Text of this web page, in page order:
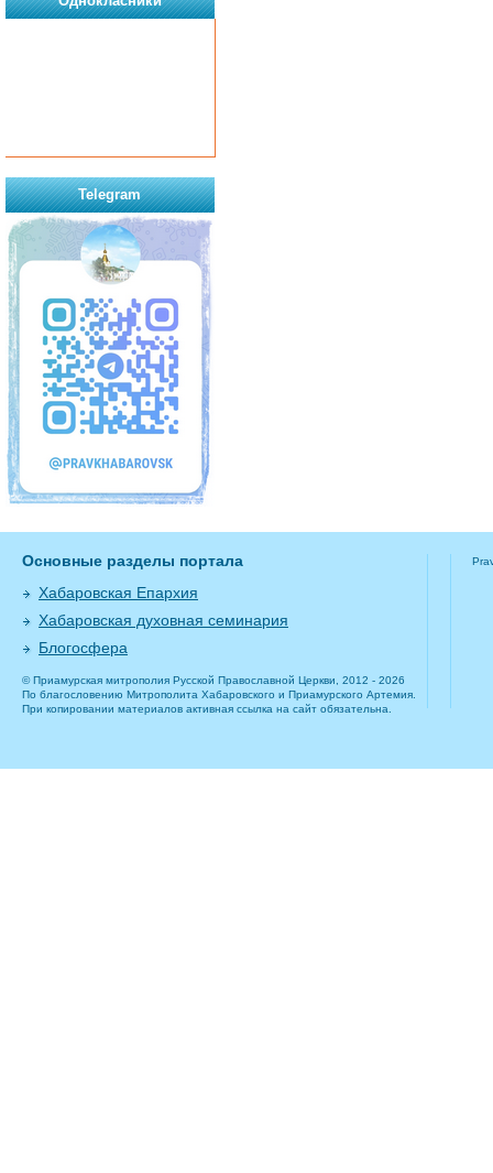
Telegram
Основные разделы портала
Хабаровская Епархия
Хабаровская духовная семинария
Блогосфера
© Приамурская митрополия Русской Православной Церкви, 2012 - 2026
По благословению Митрополита Хабаровского и Приамурского Артемия.
При копировании материалов активная ссылка на сайт обязательна.